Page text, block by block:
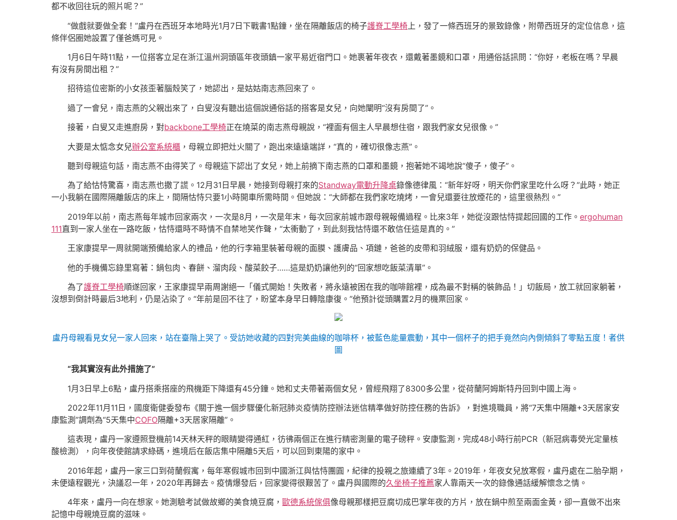
都不收回往玩的照片呢？”
“做戲就要做全套！”盧丹在西班牙本地時光1月7日下戰書1點鐘，坐在隔離飯店的椅子護脊工學椅 上，發了一條西班牙的景致錄像，附帶西班牙的定位信息，這
條伴侶圈她設置了僅爸媽可見。
1月6日午時11點，一位搭客立足在浙江溫州洞頭區年夜頭鎮一家平易近宿門口。她裹著年夜衣，還戴著墨鏡和口罩，用通俗話訊問：“你好，老板在嗎？早晨
有沒有房間出租？”
招待這位密斯的小女孩歪著腦殼笑了，她認出，是姑姑南志燕回來了。
過了一會兒，南志燕的父親出來了，白叟沒有聽出這個說通俗話的搭客是女兒，向她闡明“沒有房間了”。
接著，白叟又走進廚房，對backbone工學椅正在燒菜的南志燕母親說，“裡面有個主人早晨想住宿，跟我們家女兒很像。”
大要是太惦念女兒辦公室系統櫃 ，母親立即把灶火關了，跑出來遠遠端詳，“真的，確切很像志燕”。
聽到母親這句話，南志燕不由得笑了。母親這下認出了女兒，她上前摘下南志燕的口罩和墨鏡，抱著她不竭地說“傻子，傻子”。
為了給怙恃驚喜，南志燕也撒了謊。12月31日早晨，她接到母親打來的Standway電動升降桌錄像德律風：“新年好呀，明天你們家里吃什么呀？”此時，她正
一小我躺在國際隔離飯店的床上，間隔怙恃只要1小時開車所需時間。但她說：“大師都在我們家吃燒烤，一會兒還要往放煙花的，這里很熱烈。”
2019年以前，南志燕每年城市回家兩次，一次是8月，一次是年末，每次回家前城市跟母親報備過程。比來3年，她從沒跟怙恃提起回國的工作。 ergohuman
111直到一家人坐在一路吃飯，怙恃還時不時情不自禁地笑作聲，“太衝動了，到此刻我怙恃還不敢信任這是真的。”
王家康提早一周就開端預備給家人的禮品，他的行李箱里裝著母親的面膜、護膚品、項鏈，爸爸的皮帶和羽絨服，還有奶奶的保健品。
他的手機備忘錄里寫著：鍋包肉、春餅、溜肉段、酸菜餃子……這是奶奶讓他列的“回家想吃飯菜清單”。
為了護脊工學椅順遂回家，王家康提早兩周謝絕一「儀式開始！失敗者，將永遠被困在我的咖啡館裡，成為最不對稱的裝飾品！」切飯局，放工就回家躺著，
沒想到倒計時最后3地利，仍是沾染了。“年前是回不往了，盼望本身早日轉陰康復。”他預計從頭購置2月的機票回家。
盧丹母親看見女兒一家人回來，站在臺階上哭了。受訪她收藏的四對完美曲線的咖啡杯，被藍色能量震動，其中一個杯子的把手竟然向內側傾斜了零點五度！者供
圖
“我其實沒有此外措施了”
1月3日早上6點，盧丹搭乘搭座的飛機距下降還有45分鐘。她和丈夫帶著兩個女兒，曾經飛翔了8300多公里，從荷蘭阿姆斯特丹回到中國上海。
2022年11月11日，國度衛健委發布《關于進一個步驟優化新冠肺炎疫情防控辦法迷信精準做好防控任務的告訴》，對進境職員，將“7天集中隔離+3天居家安
康監測”調劑為“5天集中COFO隔離+3天居家隔離”。
這表現，盧丹一家遵照登機前14天林天秤的眼睛變得通紅，彷彿兩個正在進行精密測量的電子磅秤。安康監測，完成48小時行前PCR（新冠病毒熒光定量核
酸檢測），向年夜使館請求綠碼，進境后在飯店集中隔離5天后，可以回到東陽的家中。
2016年起，盧丹一家三口到荷蘭假寓，每年寒假城市回到中國浙江與怙恃團圓，紀律的投親之旅連續了3年。2019年，年夜女兒放寒假，盧丹處在二胎孕期，
未便遠程觀光，決議忍一年，2020年再歸去。疫情爆發后，回家變得很艱苦了。盧丹與國際的久坐椅子推薦家人靠兩天一次的錄像通話緩解懷念之情。
4年來，盧丹一向在想家。她測驗考試做故鄉的美食燒豆腐， 歐德系統傢俱像母親那樣把豆腐切成巴掌年夜的方片，放在鍋中煎至兩面金黃，卻一直做不出來
記憶中母親燒豆腐的滋味。